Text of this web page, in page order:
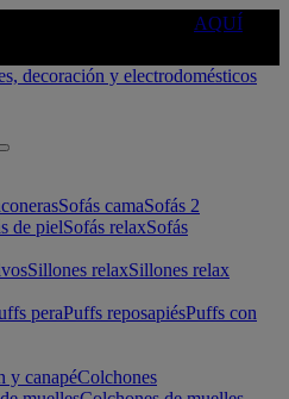
AQUÍ
Sofás camaSofás 2
de pielSofás relaxSofás
Sillones relaxSillones relax
peraPuffs reposapiésPuffs con
y canapéColchones